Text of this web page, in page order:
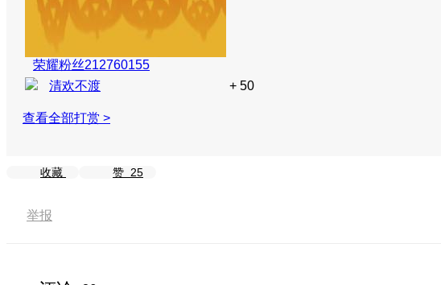
荣耀粉丝212760155
清欢不渡 + 50
查看全部打赏 >
收藏 赞 25
举报